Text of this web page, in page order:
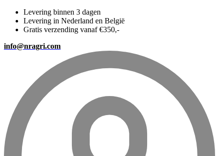
Levering binnen 3 dagen
Levering in Nederland en België
Gratis verzending vanaf €350,-
info@nragri.com